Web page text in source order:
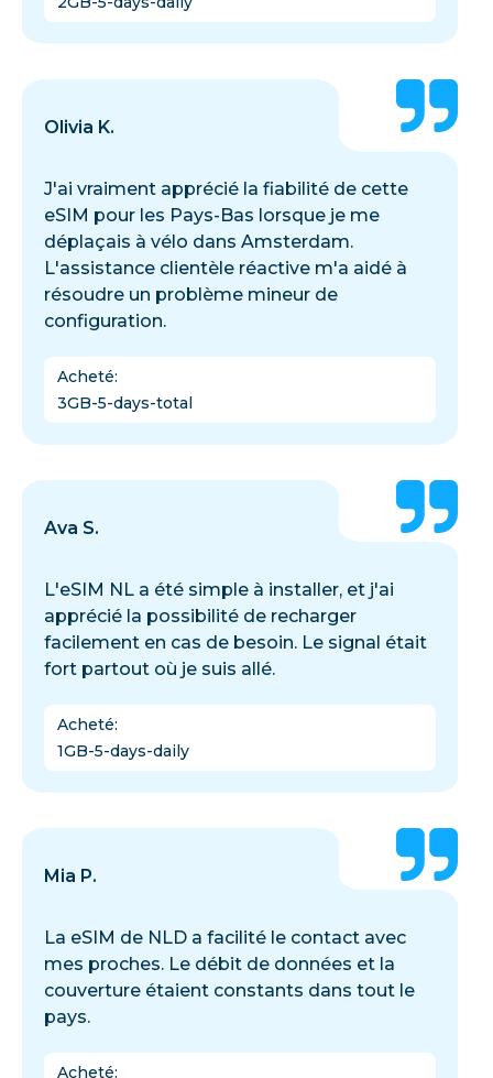
Olivia K.
J'ai vraiment apprécié la fiabilité de cette
eSIM pour les Pays-Bas lorsque je me
déplaçais à vélo dans Amsterdam.
L'assistance clientèle réactive m'a aidé à
résoudre un problème mineur de
configuration.
Acheté:
3GB-5-days-total
Ava S.
L'eSIM NL a été simple à installer, et j'ai
apprécié la possibilité de recharger
facilement en cas de besoin. Le signal était
fort partout où je suis allé.
Acheté:
1GB-5-days-daily
Mia P.
La eSIM de NLD a facilité le contact avec
mes proches. Le débit de données et la
couverture étaient constants dans tout le
pays.
Acheté: